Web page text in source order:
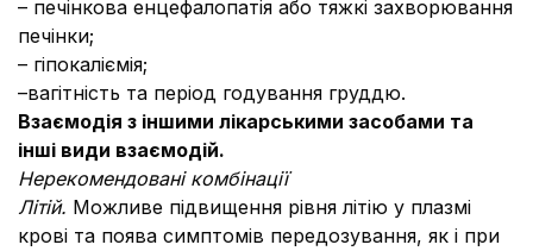
– печінкова енцефалопатія або тяжкі захворювання
печінки;
– гіпокаліємія;
–вагітність та період годування груддю.
Взаємодія з іншими лікарськими засобами та
інші види взаємодій.
Нерекомендовані комбінації
Літій. Можливе підвищення рівня літію у плазмі
крові та поява симптомів передозування, як і при